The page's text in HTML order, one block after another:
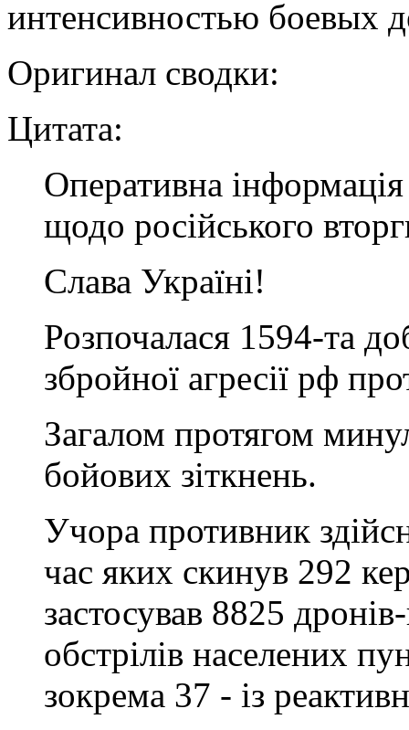
интенсивностью боевых
Оригинал сводки:
Цитата:
Оперативна
щодо російського
Слава Україні!
Розпочалася 1594-та
збройної агресії рф
Загалом протягом
бойових зіткнень.
Учора противник
час яких скинув 292
застосував 8825
обстрілів населених
зокрема 37 - із